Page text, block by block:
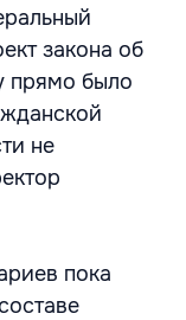
закона об
прямо было
не
пока